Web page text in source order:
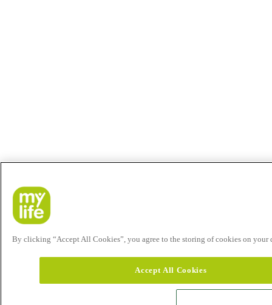
By clicking “Accept All Cookies”, you agree to the storing of cookies on your
Accept All Cookies